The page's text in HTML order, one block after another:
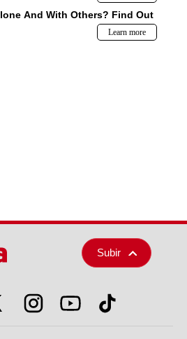
Subir